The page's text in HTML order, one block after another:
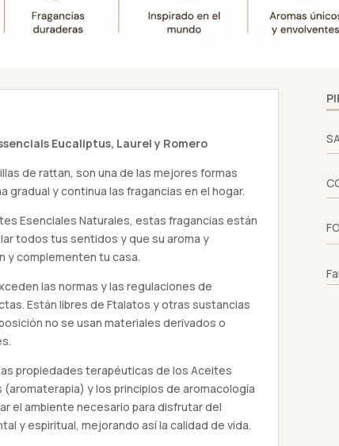
Eucaliptus, Laurel y Romero
de rattan, son una de las mejores formas
gradual y continua las fragancias en el hogar.
Esenciales Naturales, estas fragancias están
todos tus sentidos y que su aroma y
y complementen tu casa.
las normas y las regulaciones de
Están libres de Ftalatos y otras sustancias
no se usan materiales derivados o
propiedades terapéuticas de los Aceites
(aromaterapia) y los principios de aromacología
el ambiente necesario para disfrutar del
y espiritual, mejorando así la calidad de vida.